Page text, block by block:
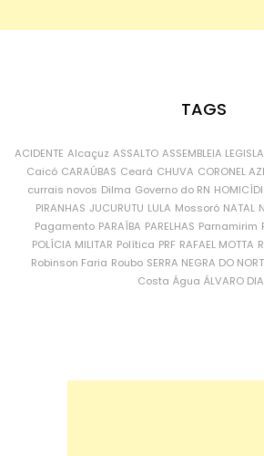
TAGS
ACIDENTE Alcaçuz ASSALTO ASSEMBLEIA
Caicó CARAÚBAS Ceará CHUVA CORONEL
currais novos Dilma Governo do RN
PIRANHAS JUCURUTU LULA Mossoró NATAL
Pagamento PARAÍBA PARELHAS Parnamirim
POLÍCIA MILITAR Política PRF RAFAEL MOTTA
Robinson Faria Roubo SERRA NEGRA DO
Costa Água ÁLVARO